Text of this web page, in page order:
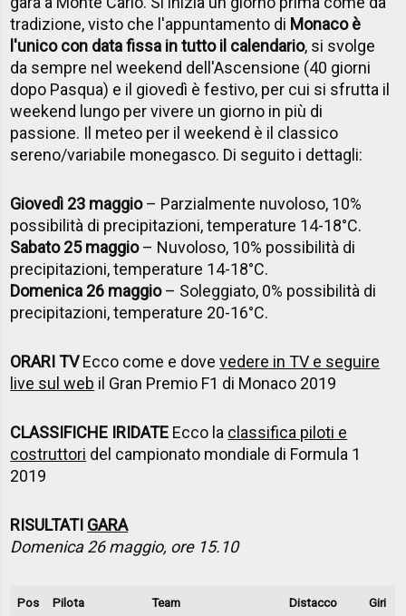
tradizione, visto che l'appuntamento di Monaco è
l'unico con data fissa in tutto il calendario, si svolge
da sempre nel weekend dell'Ascensione (40 giorni
dopo Pasqua) e il giovedì è festivo, per cui si sfrutta il
weekend lungo per vivere un giorno in più di
passione. Il meteo per il weekend è il classico
sereno/variabile monegasco. Di seguito i dettagli:
Giovedì 23 maggio– Parzialmente nuvoloso, 10%
possibilità di precipitazioni, temperature 14-18°C.
Sabato 25 maggio– Nuvoloso, 10% possibilità di
precipitazioni, temperature 14-18°C.
Domenica 26 maggio– Soleggiato, 0% possibilità di
precipitazioni, temperature 20-16°C.
ORARI TVEcco come e dovevedere in TV e seguire
live sul web il Gran Premio F1 di Monaco 2019
CLASSIFICHE IRIDATE Ecco la classifica piloti e
costruttori del campionato mondiale di Formula 1
2019
RISULTATI GARA
Domenica 26 maggio, ore 15.10
Pos Pilota Team Distacco Giri